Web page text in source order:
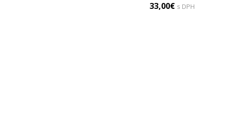
33,00€ s DPH